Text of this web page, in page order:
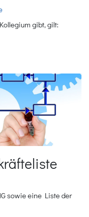
gibt, gilt:
sowie eine Liste der